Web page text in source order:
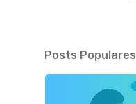
Posts Populares